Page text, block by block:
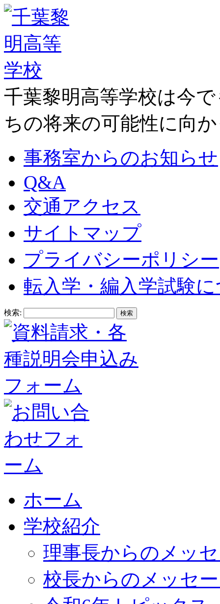
千葉黎明高等学校は今
ちの将来の可能性に向
事務室からのお知らせ
Q&A
交通アクセス
サイトマップ
プライバシーポリシー
転入学・編入学試験
検索:
ホーム
学校紹介
理事長からのメッ
校長からのメッセ